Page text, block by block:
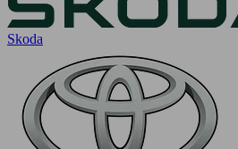
Skoda